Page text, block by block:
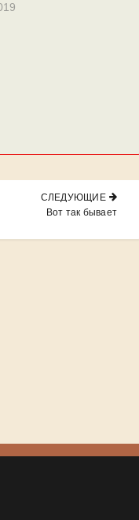
СЛЕДУЮЩИЕ
NEXT
Вот так бывает